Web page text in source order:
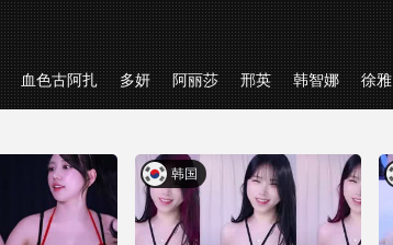
血色古阿扎 多妍 阿丽莎 邢英 韩智娜 徐雅
韩国